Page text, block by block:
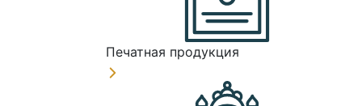
Печатная продукция